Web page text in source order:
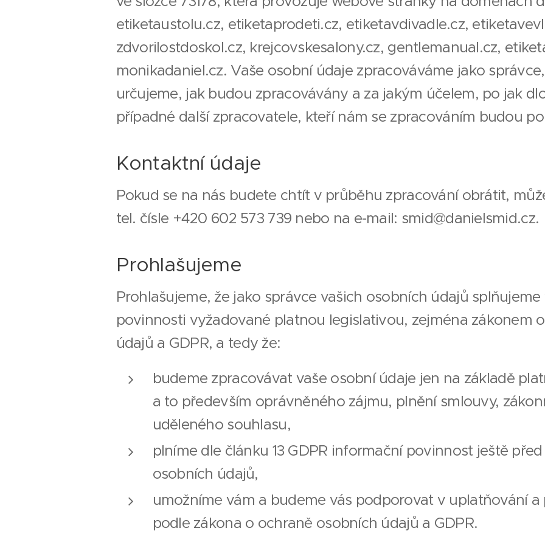
etiketaustolu.cz, etiketaprodeti.cz, etiketavdivadle.cz,
zdvorilostdoskol.cz, krejcovskesalony.cz, gentlemanual.cz,
monikadaniel.cz. Vaše osobní údaje zpracováváme jako
určujeme, jak budou zpracovávány a za jakým účelem, po jak
případné další zpracovatele, kteří nám se zpracováním budou
Kontaktní údaje
Pokud se na nás budete chtít v průběhu zpracování obrátit,
tel. čísle +420 602 573 739 nebo na e-mail: smid@danielsmid.cz.
Prohlašujeme
Prohlašujeme, že jako správce vašich osobních údajů
povinnosti vyžadované platnou legislativou, zejména zákonem
údajů a GDPR, a tedy že:
budeme zpracovávat vaše osobní údaje jen na základě
a to především oprávněného zájmu, plnění smlouvy,
uděleného souhlasu,
plníme dle článku 13 GDPR informační povinnost ještě
osobních údajů,
umožníme vám a budeme vás podporovat v uplatňování a
podle zákona o ochraně osobních údajů a GDPR.